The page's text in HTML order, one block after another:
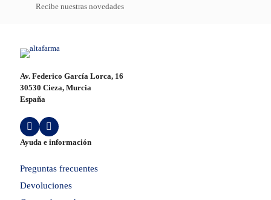
Recibe nuestras novedades
Av. Federico García Lorca, 16
30530 Cieza, Murcia
España
Ayuda e información
Preguntas frecuentes
Devoluciones